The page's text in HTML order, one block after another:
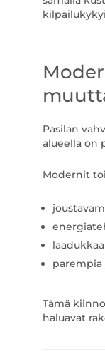
Pasilan
alueella on
Modernit
Tämä
haluavat